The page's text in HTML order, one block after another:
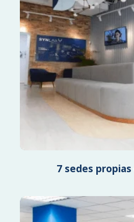
7 sedes propias